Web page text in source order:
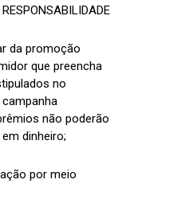
da promoção
que preencha
no
não poderão
dinheiro;
por meio